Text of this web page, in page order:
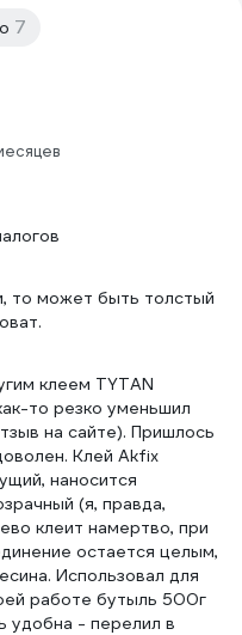
7
то может быть толстый
клеем TYTAN
то резко уменьшил
на сайте). Пришлось
Клей Akfix
наносится
(я, правда,
клеит намертво, при
остается целым,
Использовал для
работе бутыль 500г
удобна - перелил в